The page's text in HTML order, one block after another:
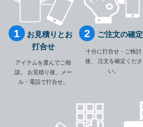
お見積りとお
打合せ
アイテムを選んでご相
談。
お見積り後、メー
ル・電話で打合せ。
ご注文の確定
十分に打合せ・ご検討
後、
注文を確定くださ
い。